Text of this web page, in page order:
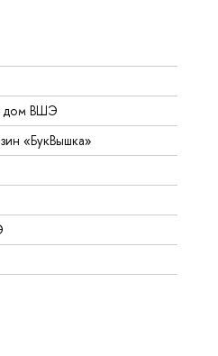
дом ВШЭ
«БукВышка»